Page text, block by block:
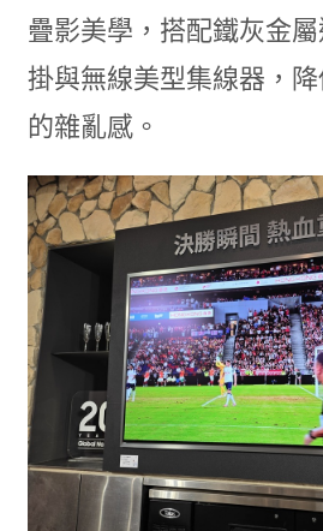
疊影美學，搭配鐵灰金
掛與無線美型集線器，
的雜亂感。